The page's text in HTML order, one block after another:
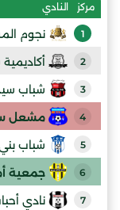
مركز النادي
1 نجوم
2
3 شباب
4 مشعل
5 شباب
6 جمعية
7 نادي